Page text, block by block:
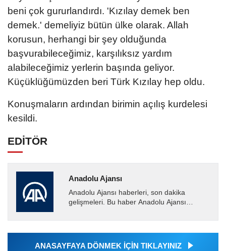
beni çok gururlandırdı. 'Kızılay demek ben
demek.' demeliyiz bütün ülke olarak. Allah
korusun, herhangi bir şey olduğunda
başvurabileceğimiz, karşılıksız yardım
alabileceğimiz yerlerin başında geliyor.
Küçüklüğümüzden beri Türk Kızılay hep oldu.
Konuşmaların ardından birimin açılış kurdelesi
kesildi.
EDİTÖR
Anadolu Ajansı
Anadolu Ajansı haberleri, son dakika
gelişmeleri. Bu haber Anadolu Ajansı
tarafından geçilen tüm...
ANASAYFAYA DÖNMEK İÇİN TIKLAYINIZ